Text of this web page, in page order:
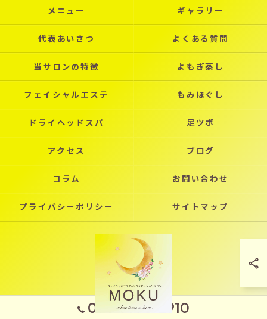
090-7970-2910
メニュー ギャラリー
代表あいさつ よくある質問
当サロンの特徴 よもぎ蒸し
フェイシャルエステ もみほぐし
ドライヘッドスパ 足ツボ
アクセス ブログ
コラム お問い合わせ
プライバシーポリシー サイトマップ